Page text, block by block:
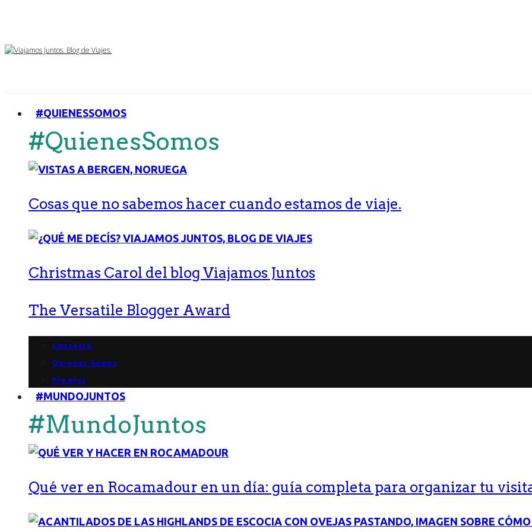
#QUIENESSOMOS
#QuienesSomos
Cosas que no sabemos hacer cuando estamos de viaje.
Christmas Carol del blog Viajamos Juntos
The Versatile Blogger Award
Contacto
Quienes Somos
Premios
#MUNDOJUNTOS
#MundoJuntos
Qué ver en Rocamadour en un día: guía completa para organizar tu